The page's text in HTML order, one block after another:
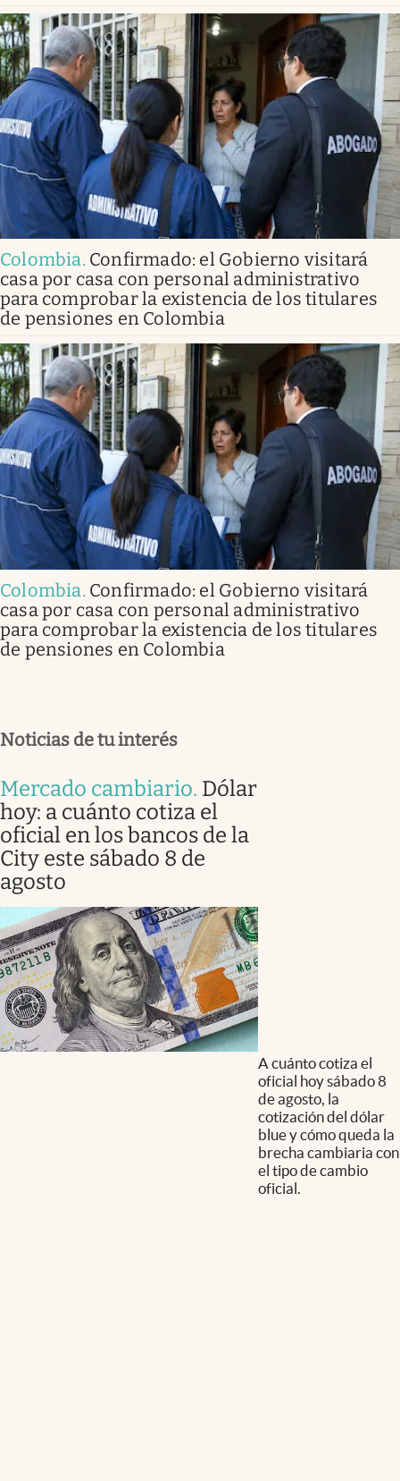
Colombia. Confirmado: el Gobierno visitará
casa por casa con personal administrativo
para comprobar la existencia de los titulares
de pensiones en Colombia
Colombia. Confirmado: el Gobierno visitará
casa por casa con personal administrativo
para comprobar la existencia de los titulares
de pensiones en Colombia
Noticias de tu interés
Mercado cambiario. Dólar
hoy: a cuánto cotiza el
oficial en los bancos de la
City este sábado 8 de
agosto
A cuánto cotiza el
oficial hoy sábado 8
de agosto, la
cotización del dólar
blue y cómo queda la
brecha cambiaria con
el tipo de cambio
oficial.